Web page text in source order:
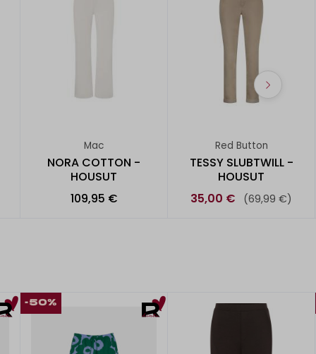
Mac
NORA COTTON -
HOUSUT
109,95 €
Red Button
TESSY SLUBTWILL -
HOUSUT
35,00 €
(69,99 €)
-50%